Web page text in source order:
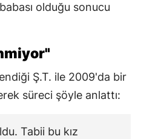
olduğu sonucu
Ş.T. ile 2009'da bir
süreci şöyle anlattı:
Tabii bu kız